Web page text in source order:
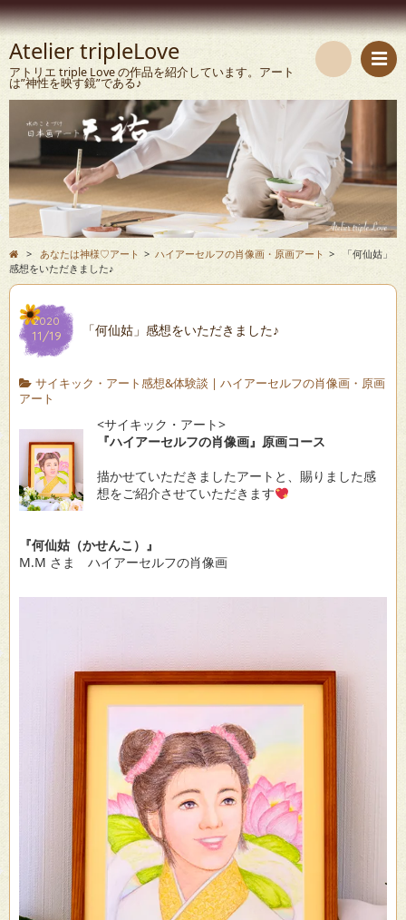
Atelier tripleLove
アトリエ triple Love の作品を紹介しています。アート
は”神性を映す鏡”である♪
検
> あなたは神様♡アート > ハイアーセルフの肖像画・原画アート >
「何仙姑」
感想をいただきました♪
2020
11/19 「何仙姑」感想をいただきました♪
サイキック・アート感想&体験談 | ハイアーセルフの肖像画・原画
アート
<サイキック・アート>
『ハイアーセルフの肖像画』原画コース
描かせていただきましたアートと、賜りました感
想をご紹介させていただきます
『何仙姑（かせんこ）』
M.M さま ハイアーセルフの肖像画